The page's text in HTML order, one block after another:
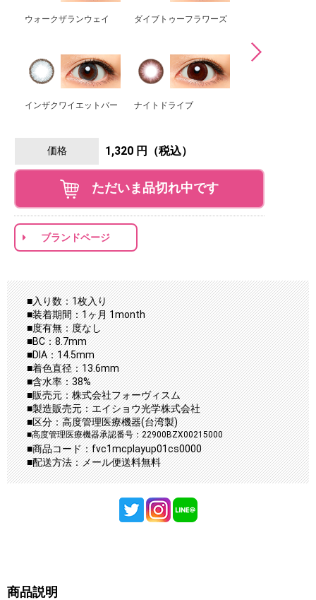
ウォークザランウェイ ダイブトゥーフラワーズ
インザクワイエットバー ナイトドライブ
価格 1,320 円（税込）
ただいま品切れ中です
ブランドページ
■入り数：1枚入り
■装着期間：1ヶ月 1month
■度有無：度なし
■BC：8.7mm
■DIA：14.5mm
■着色直径：13.6mm
■含水率：38%
■販売元：株式会社フォーヴィスム
■製造販売元：エイショウ光学株式会社
■区分：高度管理医療機器(台湾製)
■高度管理医療機器承認番号：22900BZX00215000
■商品コード：fvc1mcplayup01cs0000
■配送方法：メール便送料無料
商品説明